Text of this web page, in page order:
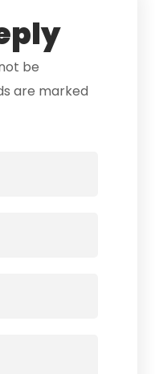
be
are marked